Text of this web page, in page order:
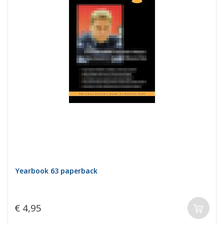
Yearbook 63 paperback
€ 4,95